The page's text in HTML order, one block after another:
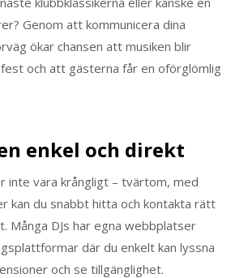
Genom att kommunicera dina
ökar chansen att musiken blir
och att gästerna får en oförglömlig
enkel och direkt
inte vara krångligt – tvärtom, med
kan du snabbt hitta och kontakta rätt
Många DJs har egna webbplatser
där du enkelt kan lyssna
och se tillgänglighet.